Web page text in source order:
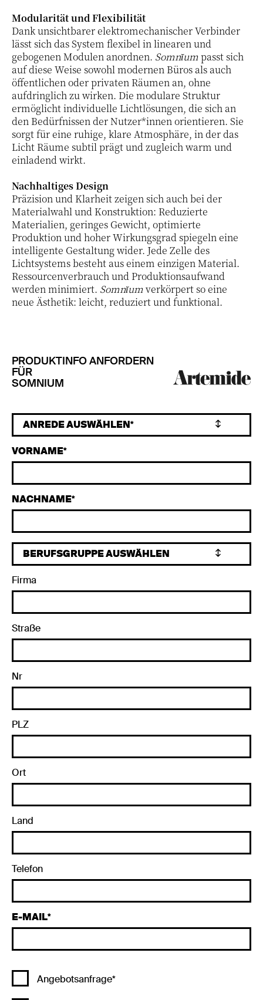
Modularität und Flexibilität
Dank unsichtbarer elektromechanischer Verbinder
lässt sich das System flexibel in linearen und
gebogenen Modulen anordnen. Somnĭumpasst sich
auf diese Weise sowohl modernen Büros als auch
öffentlichen oder privaten Räumen an, ohne
aufdringlich zu wirken. Die modulare Struktur
ermöglicht individuelle Lichtlösungen, die sich an
den Bedürfnissen der Nutzer*innen orientieren. Sie
sorgt für eine ruhige, klare Atmosphäre, in der das
Licht Räume subtil prägt und zugleich warm und
einladend wirkt.
Nachhaltiges Design
Präzision und Klarheit zeigen sich auch bei der
Materialwahl und Konstruktion: Reduzierte
Materialien, geringes Gewicht, optimierte
Produktion und hoher Wirkungsgrad spiegeln eine
intelligente Gestaltung wider. Jede Zelle des
Lichtsystems besteht aus einem einzigen Material.
Ressourcenverbrauch und Produktionsaufwand
werden minimiert. Somnĭumverkörpert so eine
neue Ästhetik: leicht, reduziert und funktional.
PRODUKTINFO ANFORDERN
FÜR
SOMNIUM
VORNAME
NACHNAME
Firma
Straße
Nr
PLZ
Ort
Land
Telefon
E-MAIL
Angebotsanfrage*